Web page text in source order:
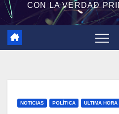
CON LA VERDAD
NOTICIAS POLÍTICA ULTIMA HORA